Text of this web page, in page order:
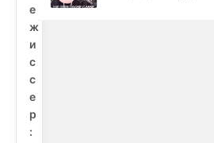
е
ж
и
с
с
е
р
: